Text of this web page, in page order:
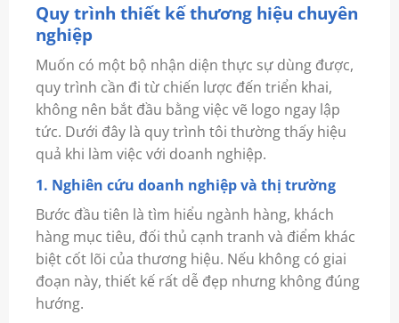
Quy trình thiết kế thương hiệu chuyên
nghiệp
Muốn có một bộ nhận diện thực sự dùng được,
quy trình cần đi từ chiến lược đến triển khai,
không nên bắt đầu bằng việc vẽ logo ngay lập
tức. Dưới đây là quy trình tôi thường thấy hiệu
quả khi làm việc với doanh nghiệp.
1. Nghiên cứu doanh nghiệp và thị trường
Bước đầu tiên là tìm hiểu ngành hàng, khách
hàng mục tiêu, đối thủ cạnh tranh và điểm khác
biệt cốt lõi của thương hiệu. Nếu không có giai
đoạn này, thiết kế rất dễ đẹp nhưng không đúng
hướng.